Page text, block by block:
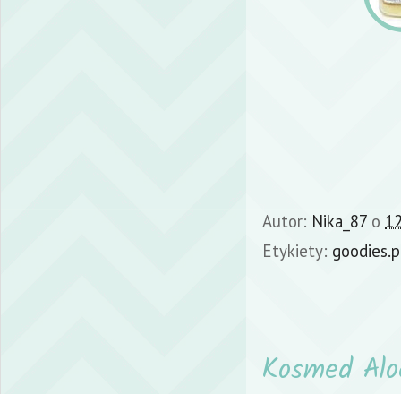
Autor: Nika_87 o
Etykiety:
Kosmed